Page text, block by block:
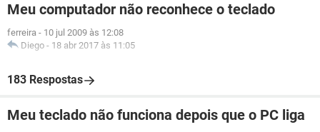
Meu computador não reconhece o teclado
ferreira - 10 jul 2009 às 12:08
Diego - 18 abr 2017 às 11:05
183 Respostas
Meu teclado não funciona depois que o PC liga